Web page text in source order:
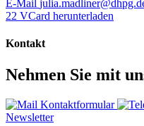
E-Mail
22 VCard herunterladen
Kontakt
Nehmen Sie mit
Kontaktformular
Newsletter